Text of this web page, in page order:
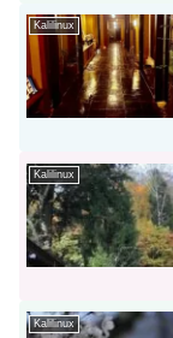
Kalilinux
Kalilinux
Kalilinux